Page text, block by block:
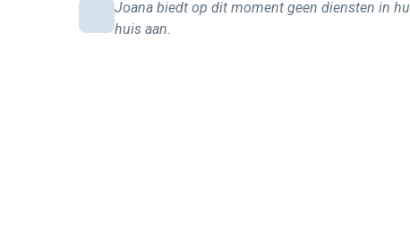
Joana biedt op dit moment geen diensten in
huis aan.